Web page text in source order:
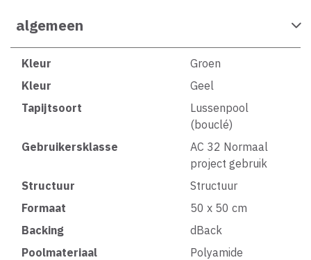
algemeen
Kleur
Groen
Kleur
Geel
Tapijtsoort
Lussenpool
(bouclé)
Gebruikersklasse
AC 32 Normaal
project gebruik
Structuur
Structuur
Formaat
50 x 50 cm
Backing
dBack
Poolmateriaal
Polyamide